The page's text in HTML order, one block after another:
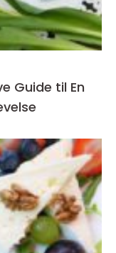
Guide til En